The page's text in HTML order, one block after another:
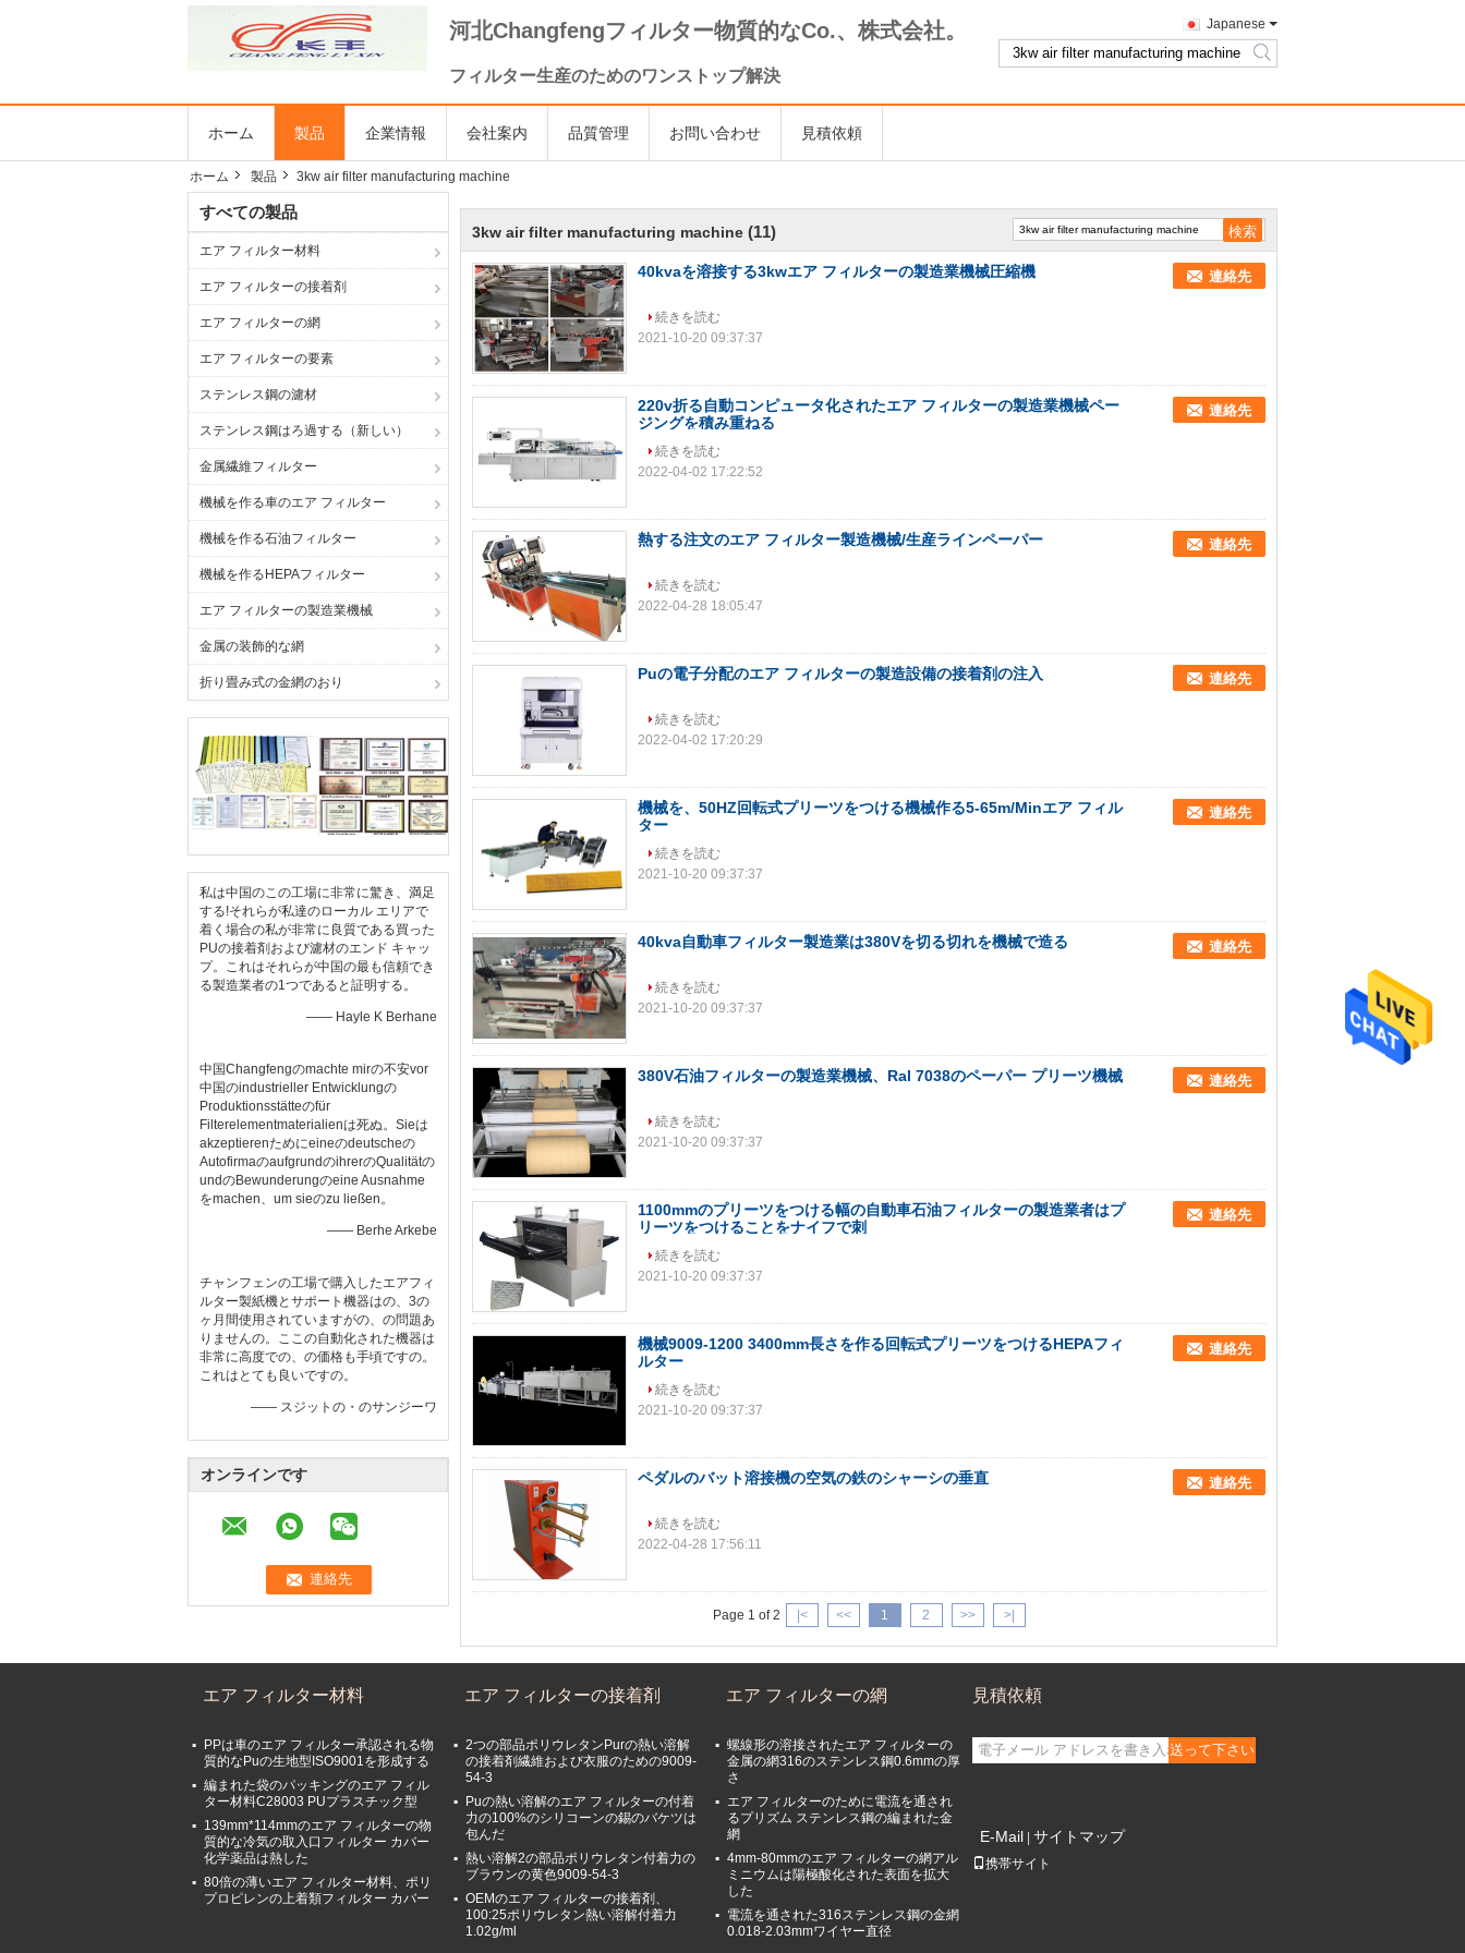
河北Changfengフィルター物質的なCo.、株式会社。
フィルター生産のためのワンストップ解決
Japanese
search
ホーム 製品 企業情報 会社案内 品質管理 お問い合わせ 見積依頼
ホーム 製品 3kw air filter manufacturing machine
すべての製品
エア フィルター材料
エア フィルターの接着剤
エア フィルターの網
エア フィルターの要素
ステンレス鋼の濾材
ステンレス鋼はろ過する（新しい）
金属繊維フィルター
機械を作る車のエア フィルター
機械を作る石油フィルター
機械を作るHEPAフィルター
エア フィルターの製造業機械
金属の装飾的な網
折り畳み式の金網のおり
私は中国のこの工場に非常に驚き、満足
する!それらが私達のローカル エリアで
着く場合の私が非常に良質である買った
PUの接着剤および濾材のエンド キャッ
プ。これはそれらが中国の最も信頼でき
る製造業者の1つであると証明する。
—— Hayle K Berhane
中国Changfengのmachte mirの不安vor
中国のindustrieller Entwicklungの
Produktionsstätteのfür
Filterelementmaterialienは死ぬ。Sieは
akzeptierenためにeineのdeutscheの
AutofirmaのaufgrundのihrerのQualitätの
undのBewunderungのeine Ausnahme
をmachen、um sieのzu ließen。
—— Berhe Arkebe
チャンフェンの工場で購入したエアフィ
ルター製紙機とサポート機器はの、3の
ヶ月間使用されていますがの、の問題あ
りませんの。ここの自動化された機器は
非常に高度での、の価格も手頃ですの。
これはとても良いですの。
—— スジットの・のサンジーワ
オンラインです
3kw air filter manufacturing machine (11)
40kvaを溶接する3kwエア フィルターの製造業機械圧縮機 連絡先
続きを読む
2021-10-20 09:37:37
220v折る自動コンピュータ化されたエア フィルターの製造業機械ペー
ジングを積み重ねる
連絡先
続きを読む
2022-04-02 17:22:52
熱する注文のエア フィルター製造機械/生産ラインペーパー 連絡先
続きを読む
2022-04-28 18:05:47
Puの電子分配のエア フィルターの製造設備の接着剤の注入 連絡先
続きを読む
2022-04-02 17:20:29
機械を、50HZ回転式プリーツをつける機械作る5-65m/Minエア フィル
ター
連絡先
続きを読む
2021-10-20 09:37:37
40kva自動車フィルター製造業は380Vを切る切れを機械で造る 連絡先
続きを読む
2021-10-20 09:37:37
380V石油フィルターの製造業機械、Ral 7038のペーパー プリーツ機械 連絡先
続きを読む
2021-10-20 09:37:37
1100mmのプリーツをつける幅の自動車石油フィルターの製造業者はプ
リーツをつけることをナイフで刺
連絡先
続きを読む
2021-10-20 09:37:37
機械9009-1200 3400mm長さを作る回転式プリーツをつけるHEPAフィ
ルター
連絡先
続きを読む
2021-10-20 09:37:37
ペダルのバット溶接機の空気の鉄のシャーシの垂直 連絡先
続きを読む
2022-04-28 17:56:11
Page 1 of 2 |< << 1 2 >> >|
エア フィルター材料
PPは車のエア フィルター承認される物
質的なPuの生地型ISO9001を形成する
編まれた袋のパッキングのエア フィル
ター材料C28003 PUプラスチック型
139mm*114mmのエア フィルターの物
質的な冷気の取入口フィルター カバー
化学薬品は熱した
80倍の薄いエア フィルター材料、ポリ
プロピレンの上着類フィルター カバー
エア フィルターの接着剤
2つの部品ポリウレタンPurの熱い溶解
の接着剤繊維および衣服のための9009-
54-3
Puの熱い溶解のエア フィルターの付着
力の100%のシリコーンの錫のバケツは
包んだ
熱い溶解2の部品ポリウレタン付着力の
ブラウンの黄色9009-54-3
OEMのエア フィルターの接着剤、
100:25ポリウレタン熱い溶解付着力
1.02g/ml
エア フィルターの網
螺線形の溶接されたエア フィルターの
金属の網316のステンレス鋼0.6mmの厚
さ
エア フィルターのために電流を通され
るプリズム ステンレス鋼の編まれた金
網
4mm-80mmのエア フィルターの網アル
ミニウムは陽極酸化された表面を拡大
した
電流を通された316ステンレス鋼の金網
0.018-2.03mmワイヤー直径
見積依頼
送って下さい
E-Mail サイトマップ
携帯サイト